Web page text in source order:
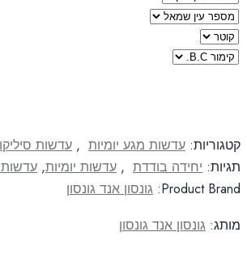
קטגוריות:עדשות מגע יומיות ,עדשות
תגיות: יחידה בודדת ,עדשות יומיות,עדשות
Product Brand: גונסון אנד גונסון
מותג:גונסון אנד גונסון